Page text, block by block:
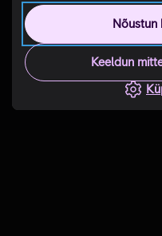
Nõustun
Keeldun